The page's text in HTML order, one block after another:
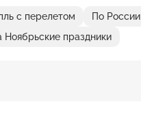
с перелетом
По России
Ноябрьские праздники